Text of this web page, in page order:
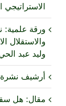
ورقة علمية:
والاستقلال
وليد عبد
أرشيف نشرة
مقال: هل